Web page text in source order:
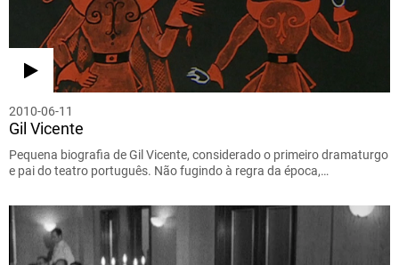
2010-06-11
Gil Vicente
Pequena biografia de Gil Vicente, considerado o primeiro dramaturgo
e pai do teatro português. Não fugindo à regra da época,…